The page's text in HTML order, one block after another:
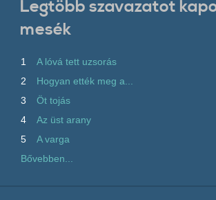
Legtöbb szavazatot
mesék
1
A lóvá tett uzsorás
2
Hogyan ették meg a...
3
Öt tojás
4
Az üst arany
5
A varga
Bővebben...